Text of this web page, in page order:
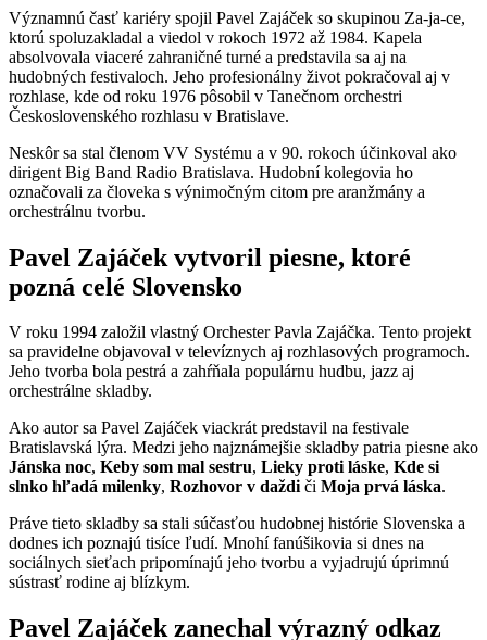
Významnú časť kariéry spojil Pavel Zajáček so skupinou Za-ja-ce,
ktorú spoluzakladal a viedol v rokoch 1972 až 1984. Kapela
absolvovala viaceré zahraničné turné a predstavila sa aj na
hudobných festivaloch. Jeho profesionálny život pokračoval aj v
rozhlase, kde od roku 1976 pôsobil v Tanečnom orchestri
Československého rozhlasu v Bratislave.
Neskôr sa stal členom VV Systému a v 90. rokoch účinkoval ako
dirigent Big Band Radio Bratislava. Hudobní kolegovia ho
označovali za človeka s výnimočným citom pre aranžmány a
orchestrálnu tvorbu.
Pavel Zajáček vytvoril piesne, ktoré
pozná celé Slovensko
V roku 1994 založil vlastný Orchester Pavla Zajáčka. Tento projekt
sa pravidelne objavoval v televíznych aj rozhlasových programoch.
Jeho tvorba bola pestrá a zahŕňala populárnu hudbu, jazz aj
orchestrálne skladby.
Ako autor sa Pavel Zajáček viackrát predstavil na festivale
Bratislavská lýra. Medzi jeho najznámejšie skladby patria piesne ako
Jánska noc, Keby som mal sestru, Lieky proti láske, Kde si
slnko hľadá milenky, Rozhovor v daždiči Moja prvá láska.
Práve tieto skladby sa stali súčasťou hudobnej histórie Slovenska a
dodnes ich poznajú tisíce ľudí. Mnohí fanúšikovia si dnes na
sociálnych sieťach pripomínajú jeho tvorbu a vyjadrujú úprimnú
sústrasť rodine aj blízkym.
Pavel Zajáček zanechal výrazný odkaz